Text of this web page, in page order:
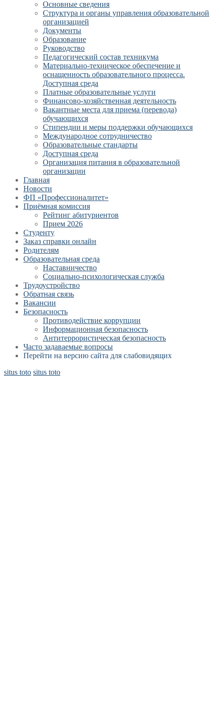
Основные сведения
Структура и органы управления образовательной
организацией
Документы
Образование
Руководство
Педагогический состав техникума
Материально-техническое обеспечение и
оснащенность образовательного процесса.
Доступная среда
Платные образовательные услуги
Финансово-хозяйственная деятельность
Вакантные места для приема (перевода)
обучающихся
Стипендии и меры поддержки обучающихся
Международное сотрудничество
Образовательные стандарты
Доступная среда
Организация питания в образовательной
организации
Главная
Новости
ФП «Профессионалитет»
Приёмная комиссия
Рейтинг абитуриентов
Прием 2026
Студенту
Заказ справки онлайн
Родителям
Образовательная среда
Наставничество
Социально-психологическая служба
Трудоустройство
Обратная связь
Вакансии
Безопасность
Противодействие коррупции
Информационная безопасность
Антитеррористическая безопасность
Часто задаваемые вопросы
Перейти на версию сайта для слабовидящих
situs toto situs toto